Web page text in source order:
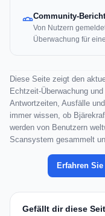
Community-
Von Nutzern
Überwachung für
Diese Seite zeigt den
Echtzeit-Überwachung
Antwortzeiten, Ausfälle
immer wissen, ob
werden von Benutzern
Scansystem gesammelt
Erfahren
Gefällt dir diese